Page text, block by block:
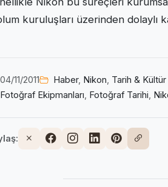
kuruluşları üzerinden dolaylı
04/11/2011 Haber, Nikon, Tarih & Kültür
Fotoğraf Ekipmanları, Fotoğraf Tarihi,